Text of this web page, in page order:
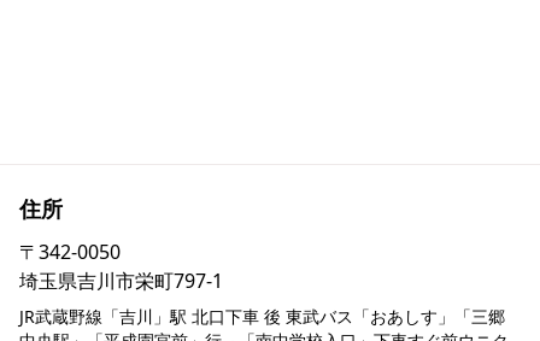
Contact us in English
住所
〒342-0050
埼玉県吉川市栄町797-1
JR武蔵野線「吉川」駅 北口下車 後 東武バス「おあしす」「三郷